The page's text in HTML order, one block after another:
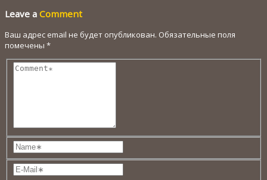
Leave a Comment
Ваш адрес email не будет опубликован. Обязательные поля
помечены *